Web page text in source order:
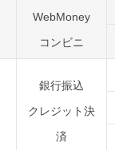
WebMoney
コンビニ
銀行振込
クレジット決
済